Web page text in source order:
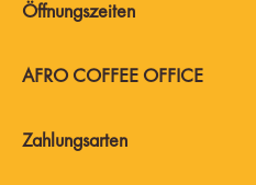
AFRO COFFEE OFFICE
Zahlungsarten
Öffnungszeiten